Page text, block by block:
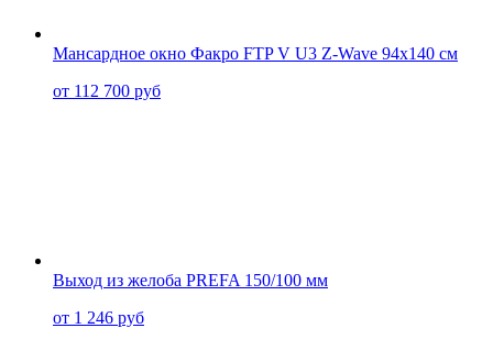
Мансардное окно Факро FTP V U3 Z-Wave 94x140 см
от 112 700 руб
Выход из желоба PREFA 150/100 мм
от 1 246 руб